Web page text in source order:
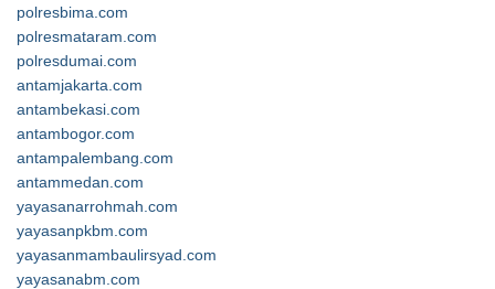
polresbima.com
polresmataram.com
polresdumai.com
antamjakarta.com
antambekasi.com
antambogor.com
antampalembang.com
antammedan.com
yayasanarrohmah.com
yayasanpkbm.com
yayasanmambaulirsyad.com
yayasanabm.com